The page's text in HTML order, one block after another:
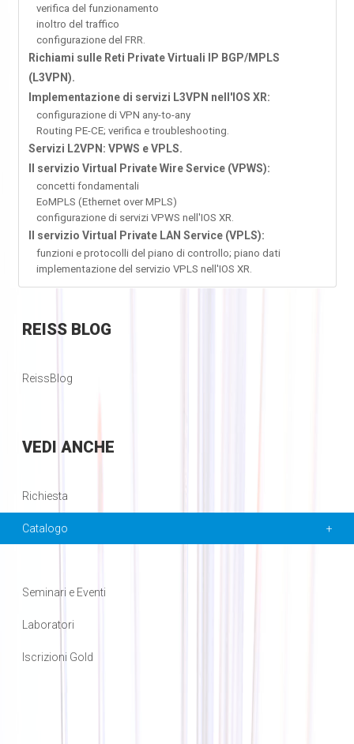
verifica del funzionamento
inoltro del traffico
configurazione del FRR.
Richiami sulle Reti Private Virtuali IP BGP/MPLS
(L3VPN).
Implementazione di servizi L3VPN nell'IOS XR:
configurazione di VPN any-to-any
Routing PE-CE; verifica e troubleshooting.
Servizi L2VPN: VPWS e VPLS.
Il servizio Virtual Private Wire Service (VPWS):
concetti fondamentali
EoMPLS (Ethernet over MPLS)
configurazione di servizi VPWS nell'IOS XR.
Il servizio Virtual Private LAN Service (VPLS):
funzioni e protocolli del piano di controllo; piano dati
implementazione del servizio VPLS nell'IOS XR.
REISSBLOG
ReissBlog
VEDI ANCHE
Richiesta
Catalogo
Seminari e Eventi
Laboratori
Iscrizioni Gold